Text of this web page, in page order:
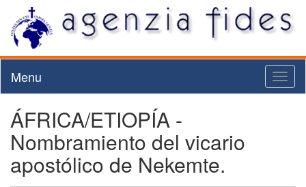
Menu
ÁFRICA/ETIOPÍA -
Nombramiento del vicario
apostólico de Nekemte.